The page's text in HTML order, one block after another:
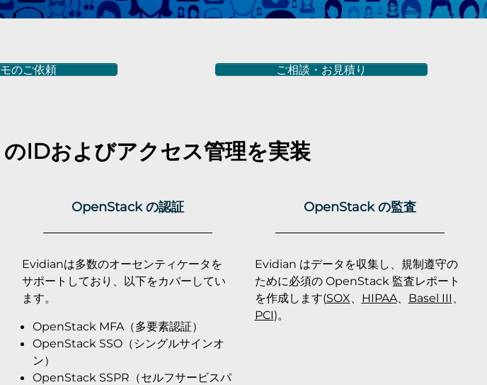
のご依頼 ご相談・お見積り
IDおよびアクセス管理を実装
OpenStack の認証
Evidianは多数のオーセンティケータを
サポートしており、以下をカバーしてい
ます。
OpenStack MFA（多要素認証）
OpenStack SSO（シングルサインオ
ン）
OpenStack SSPR（セルフサービスパ
OpenStack の監査
Evidian はデータを収集し、規制遵守の
ために必須の OpenStack 監査レポート
を作成します(SOX、 HIPAA、 Basel III 、
PCI)。